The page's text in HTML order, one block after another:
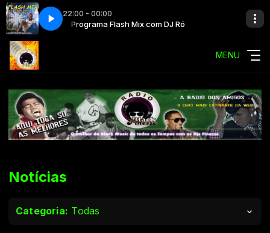
22:00 - 00:00
Programa Flash Mix com DJ Ró
MENU
Notícias
Categoria: Todas